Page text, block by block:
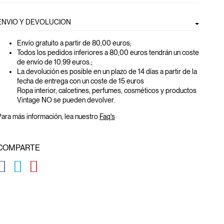
Y DEVOLUCION
Envío gratuito a partir de 80,00 euros;
Todos los pedidos inferiores a 80,00 euros tendrán un coste
de envío de 10.99 euros.;
La devolución es posible en un plazo de 14 días a partir de la
fecha de entrega con un coste de 15 euros
Ropa interior, calcetines, perfumes, cosméticos y productos
Vintage NO se pueden devolver.
más información, lea nuestro Faq's